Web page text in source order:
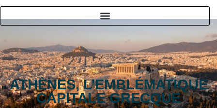
ATHÈNES, L’EMBLÉMATIQUE
CAPITALE GRECQUE